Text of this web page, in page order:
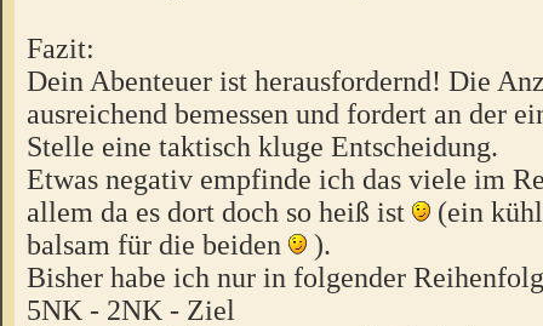
Fazit:
Dein Abenteuer ist herausfordernd! Die
ausreichend bemessen und fordert an der
Stelle eine taktisch kluge Entscheidung.
Etwas negativ empfinde ich das viele im
allem da es dort doch so heiß ist
(ein
balsam für die beiden
).
Bisher habe ich nur in folgender
5NK - 2NK - Ziel